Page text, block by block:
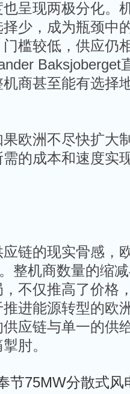
呈现两极分化。
少，成为瓶颈中
槛较低，供应仍
Baksjoberget
商甚至能有选择
欧洲不尽快扩大
的成本和速度实
链的现实骨感，
整机商数量的缩
不仅推高了价格
进能源转型的欧
应链与单一的供
肘。
节75MW分散式风